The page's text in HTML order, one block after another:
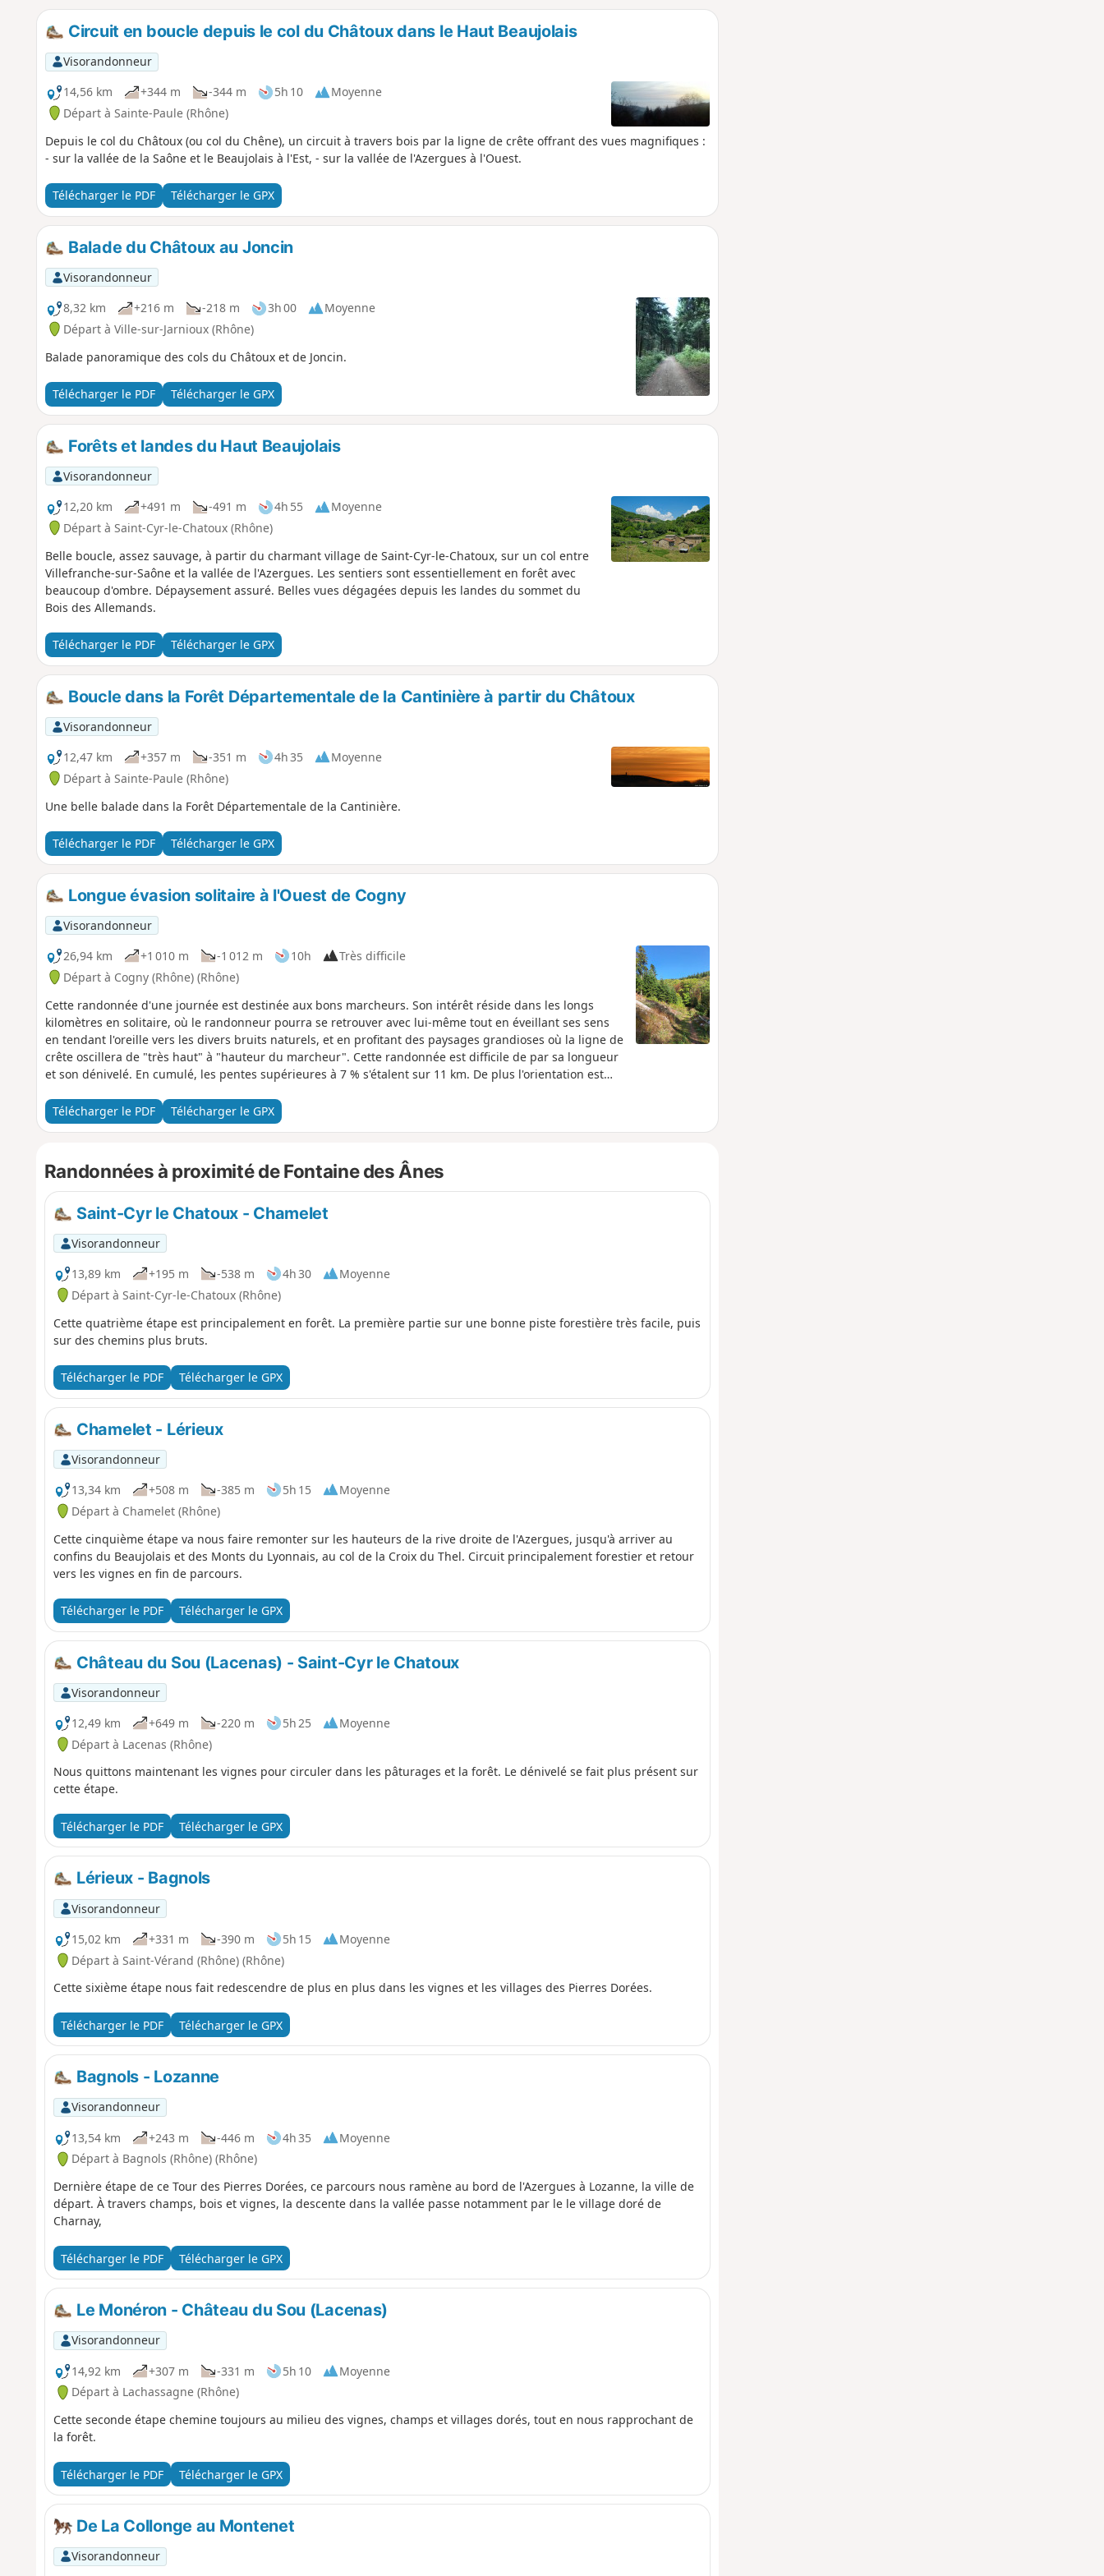
Circuit en boucle depuis le col du Châtoux dans le Haut Beaujolais
Visorandonneur
14,56 km
+344 m -344 m 5h 10
Moyenne
Départ à Sainte-Paule (Rhône)
Depuis le col du Châtoux (ou col du Chêne), un circuit à travers bois par la ligne de crête offrant des vues magnifiques :
- sur la vallée de la Saône et le Beaujolais à l'Est, - sur la vallée de l'Azergues à l'Ouest.
Télécharger le PDF Télécharger le GPX
Balade du Châtoux au Joncin
Visorandonneur
8,32 km
+216 m -218 m 3h 00
Moyenne
Départ à Ville-sur-Jarnioux (Rhône)
Balade panoramique des cols du Châtoux et de Joncin.
Télécharger le PDF Télécharger le GPX
Forêts et landes du Haut Beaujolais
Visorandonneur
12,20 km
+491 m -491 m 4h 55
Moyenne
Départ à Saint-Cyr-le-Chatoux (Rhône)
Belle boucle, assez sauvage, à partir du charmant village de Saint-Cyr-le-Chatoux, sur un col entre
Villefranche-sur-Saône et la vallée de l'Azergues. Les sentiers sont essentiellement en forêt avec
beaucoup d'ombre. Dépaysement assuré. Belles vues dégagées depuis les landes du sommet du
Bois des Allemands.
Télécharger le PDF Télécharger le GPX
Boucle dans la Forêt Départementale de la Cantinière à partir du Châtoux
Visorandonneur
12,47 km
+357 m -351 m 4h 35
Moyenne
Départ à Sainte-Paule (Rhône)
Une belle balade dans la Forêt Départementale de la Cantinière.
Télécharger le PDF Télécharger le GPX
Longue évasion solitaire à l'Ouest de Cogny
Visorandonneur
26,94 km
+1 010 m -1 012 m 10h
Très difficile
Départ à Cogny (Rhône) (Rhône)
Cette randonnée d'une journée est destinée aux bons marcheurs. Son intérêt réside dans les longs
kilomètres en solitaire, où le randonneur pourra se retrouver avec lui-même tout en éveillant ses sens
en tendant l'oreille vers les divers bruits naturels, et en profitant des paysages grandioses où la ligne de
crête oscillera de "très haut" à "hauteur du marcheur". Cette randonnée est difficile de par sa longueur
et son dénivelé. En cumulé, les pentes supérieures à 7 % s'étalent sur 11 km. De plus l'orientation est
n'est pas à négliger car aux croisements vous prendrez quasi systématiquement les chemins en montée.
Pour cette randonnée de niveau très difficile, bien penser à prendre toutes les dispositions nécessaires.
Télécharger le PDF Télécharger le GPX
Randonnées à proximité de Fontaine des Ânes
Saint-Cyr le Chatoux - Chamelet
Visorandonneur
13,89 km
+195 m -538 m 4h 30
Moyenne
Départ à Saint-Cyr-le-Chatoux (Rhône)
Cette quatrième étape est principalement en forêt. La première partie sur une bonne piste forestière très facile, puis
sur des chemins plus bruts.
Télécharger le PDF Télécharger le GPX
Chamelet - Lérieux
Visorandonneur
13,34 km
+508 m -385 m 5h 15
Moyenne
Départ à Chamelet (Rhône)
Cette cinquième étape va nous faire remonter sur les hauteurs de la rive droite de l'Azergues, jusqu'à arriver au
confins du Beaujolais et des Monts du Lyonnais, au col de la Croix du Thel. Circuit principalement forestier et retour
vers les vignes en fin de parcours.
Télécharger le PDF Télécharger le GPX
Château du Sou (Lacenas) - Saint-Cyr le Chatoux
Visorandonneur
12,49 km
+649 m -220 m 5h 25
Moyenne
Départ à Lacenas (Rhône)
Nous quittons maintenant les vignes pour circuler dans les pâturages et la forêt. Le dénivelé se fait plus présent sur
cette étape.
Télécharger le PDF Télécharger le GPX
Lérieux - Bagnols
Visorandonneur
15,02 km
+331 m -390 m 5h 15
Moyenne
Départ à Saint-Vérand (Rhône) (Rhône)
Cette sixième étape nous fait redescendre de plus en plus dans les vignes et les villages des Pierres Dorées.
Télécharger le PDF Télécharger le GPX
Bagnols - Lozanne
Visorandonneur
13,54 km
+243 m -446 m 4h 35
Moyenne
Départ à Bagnols (Rhône) (Rhône)
Dernière étape de ce Tour des Pierres Dorées, ce parcours nous ramène au bord de l'Azergues à Lozanne, la ville de
départ. À travers champs, bois et vignes, la descente dans la vallée passe notamment par le le village doré de
Charnay,
Télécharger le PDF Télécharger le GPX
Le Monéron - Château du Sou (Lacenas)
Visorandonneur
14,92 km
+307 m -331 m 5h 10
Moyenne
Départ à Lachassagne (Rhône)
Cette seconde étape chemine toujours au milieu des vignes, champs et villages dorés, tout en nous rapprochant de
la forêt.
Télécharger le PDF Télécharger le GPX
De La Collonge au Montenet
Visorandonneur